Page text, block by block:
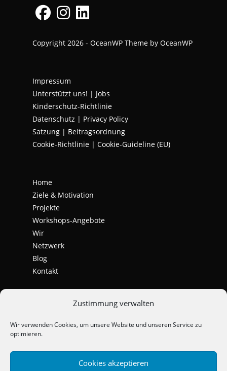
Zustimmung verwalten
Wir verwenden Cookies, um unsere Website und unseren Service zu
optimieren.
Cookies akzeptieren
in
tab
in
tab
in
Copyright 2026 - OceanWP Theme by OceanWP
Impressum
Unterstützt uns! | Jobs
Kinderschutz-Richtlinie
Datenschutz | Privacy Policy
Satzung | Beitragsordnung
Cookie-Richtlinie | Cookie-Guideline (EU)
Home
Ziele & Motivation
Projekte
Workshops-Angebote
Wir
Netzwerk
Blog
Kontakt